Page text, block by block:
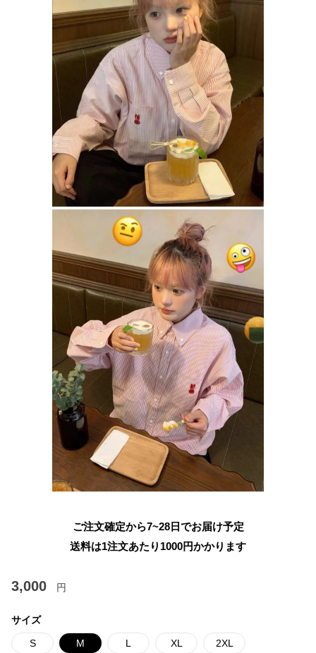
ご注文確定から7~28日でお届け予定
送料は1注文あたり 1000円かかります
3,000 円
サイズ
S M L XL 2XL